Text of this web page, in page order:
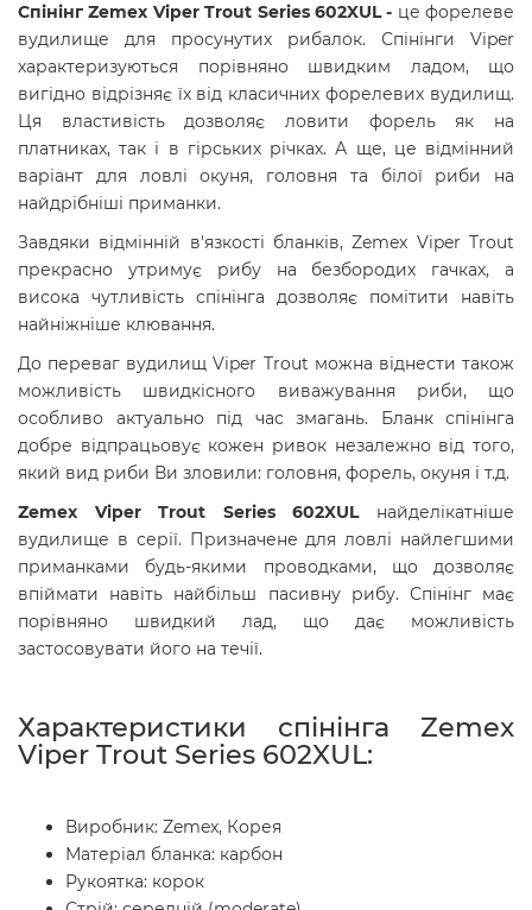
Спінінг Zemex Viper Trout Series 602XUL - це форелеве
вудилище для просунутих рибалок. Спінінги Viper
характеризуються порівняно швидким ладом, що
вигідно відрізняє їх від класичних форелевих вудилищ.
Ця властивість дозволяє ловити форель як на
платниках, так і в гірських річках. А ще, це відмінний
варіант для ловлі окуня, головня та білої риби на
найдрібніші приманки.
Завдяки відмінній в'язкості бланків, Zemex Viper Trout
прекрасно утримує рибу на безбородих гачках, а
висока чутливість спінінга дозволяє помітити навіть
найнiжнiше клювання.
До переваг вудилищ Viper Trout можна віднести також
можливість швидкісного виважування риби, що
особливо актуально під час змагань. Бланк спінінга
добре відпрацьовує кожен ривок незалежно від того,
який вид риби Ви зловили: головня, форель, окуня і т.д.
Zemex Viper Trout Series 602XUL найделiкатнiше
вудилище в серії. Призначене для ловлі найлегшими
приманками будь-якими проводками, що дозволяє
впіймати навіть найбільш пасивну рибу. Спінінг має
порівняно швидкий лад, що дає можливість
застосовувати його на течiї.
Характеристики спінінга Zemex
Viper Trout Series 602XUL:
Виробник: Zemex, Корея
Матеріал бланка: карбон
Рукоятка: корок